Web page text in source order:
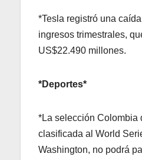
*Tesla registró una
ingresos trimestrales,
US$22.490 millones.
*Deportes*
*La selección Colombia
clasificada al World
Washington, no podrá